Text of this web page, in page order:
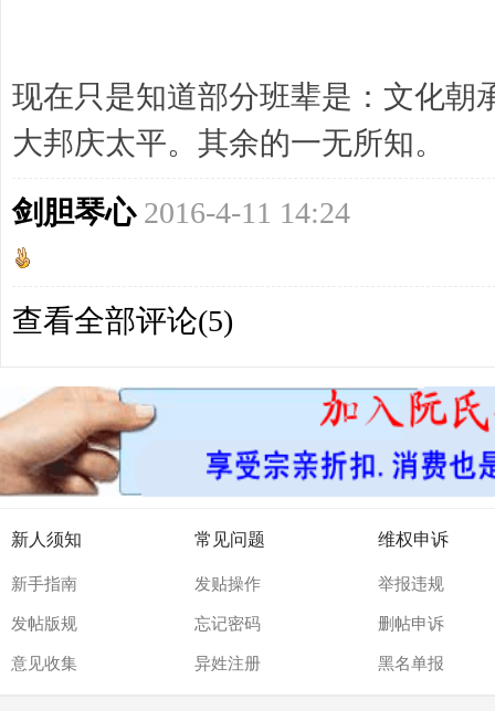
现在只是知道部分班辈是：文化朝
大邦庆太平。其余的一无所知。
剑胆琴心 2016-4-11 14:24
查看全部评论(5)
新人须知
新手指南
发帖版规
意见收集
常见问题
发贴操作
忘记密码
异姓注册
维权申诉
举报违规
删帖申诉
黑名单报